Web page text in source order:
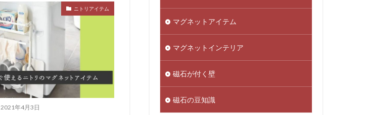
ニトリアイテム
2021年4月3日
マグネットアイテム
マグネットインテリア
磁石が付く壁
磁石の豆知識